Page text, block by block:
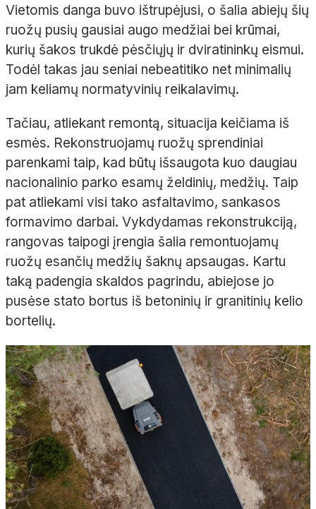
Vietomis danga buvo ištrupėjusi, o šalia abiejų šių
ruožų pusių gausiai augo medžiai bei krūmai,
kurių šakos trukdė pėsčiųjų ir dviratininkų eismui.
Todėl takas jau seniai nebeatitiko net minimalių
jam keliamų normatyvinių reikalavimų.
Tačiau, atliekant remontą, situacija keičiama iš
esmės. Rekonstruojamų ruožų sprendiniai
parenkami taip, kad būtų išsaugota kuo daugiau
nacionalinio parko esamų želdinių, medžių. Taip
pat atliekami visi tako asfaltavimo, sankasos
formavimo darbai. Vykdydamas rekonstrukciją,
rangovas taipogi įrengia šalia remontuojamų
ruožų esančių medžių šaknų apsaugas. Kartu
taką padengia skaldos pagrindu, abiejose jo
pusėse stato bortus iš betoninių ir granitinių kelio
bortelių.